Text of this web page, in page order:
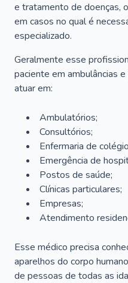
e tratamento de doenças,
em casos no qual é
especializado.
Geralmente esse
paciente em ambulâncias
atuar em:
Ambulatórios;
Consultórios;
Enfermaria de
Emergência de
Postos de saúde;
Clínicas particulares;
Empresas;
Atendimento
Esse médico precisa
aparelhos do corpo
de pessoas de todas as